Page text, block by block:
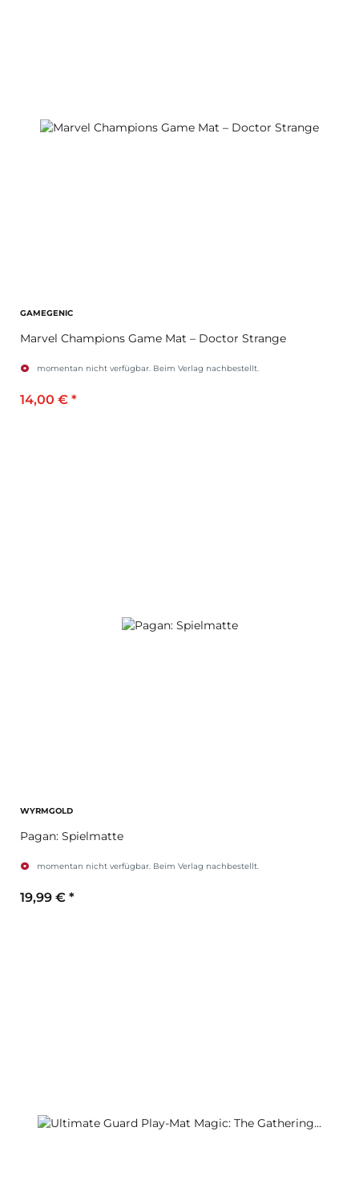
GAMEGENIC
Marvel Champions Game Mat – Doctor Strange
momentan nicht verfügbar. Beim Verlag nachbestellt.
14,00 € *
WYRMGOLD
Pagan: Spielmatte
momentan nicht verfügbar. Beim Verlag nachbestellt.
19,99 € *